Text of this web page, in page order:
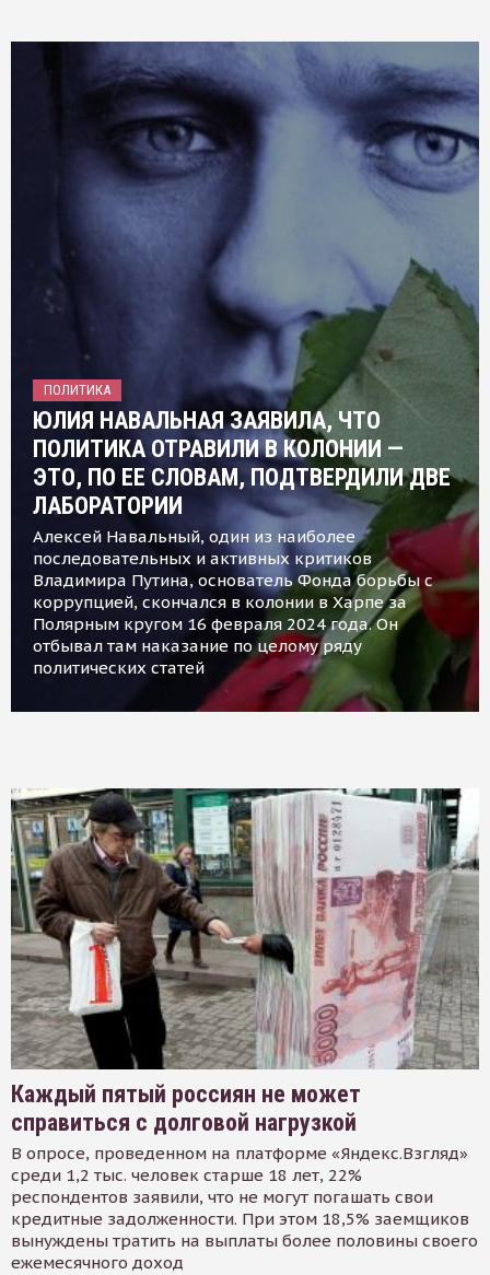
ПОЛИТИКА
ЮЛИЯ НАВАЛЬНАЯ ЗАЯВИЛА, ЧТО
ПОЛИТИКА ОТРАВИЛИ В КОЛОНИИ —
ЭТО, ПО ЕЕ СЛОВАМ, ПОДТВЕРДИЛИ ДВЕ
ЛАБОРАТОРИИ
Алексей Навальный, один из наиболее
последовательных и активных критиков
Владимира Путина, основатель Фонда борьбы с
коррупцией, скончался в колонии в Харпе за
Полярным кругом 16 февраля 2024 года. Он
отбывал там наказание по целому ряду
политических статей
Каждый пятый россиян не может
справиться с долговой нагрузкой
В опросе, проведенном на платформе «Яндекс.Взгляд»
среди 1,2 тыс. человек старше 18 лет, 22%
респондентов заявили, что не могут погашать свои
кредитные задолженности. При этом 18,5% заемщиков
вынуждены тратить на выплаты более половины своего
ежемесячного доход